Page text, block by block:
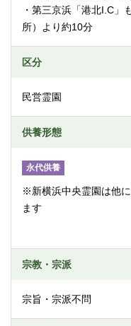
・第三京浜「港北I.C」
所）より約10分
区分
民営霊園
供養形態
永代供養
※新横浜中央霊園は他
ます
宗教・宗派
宗旨・宗派不問